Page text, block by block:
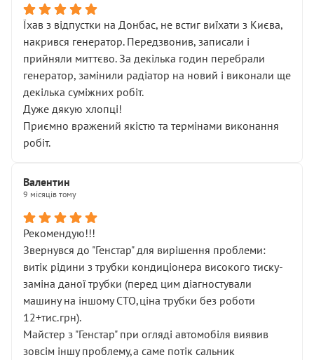
Їхав з відпустки на Донбас, не встиг виїхати з Києва,
накрився генератор. Передзвонив, записали і
прийняли миттєво. За декілька годин перебрали
генератор, замінили радіатор на новий і виконали ще
декілька суміжних робіт.
Дуже дякую хлопці!
Приємно вражений якістю та термінами виконання
робіт.
Валентин
9 місяців тому
Рекомендую!!!
Звернувся до "Генстар" для вирішення проблеми:
витік рідини з трубки кондиціонера високого тиску-
заміна даної трубки (перед цим діагностували
машину на іншому СТО,ціна трубки без роботи
12+тис.грн).
Майстер з "Генстар" при огляді автомобіля виявив
зовсім іншу проблему,а саме потік сальник